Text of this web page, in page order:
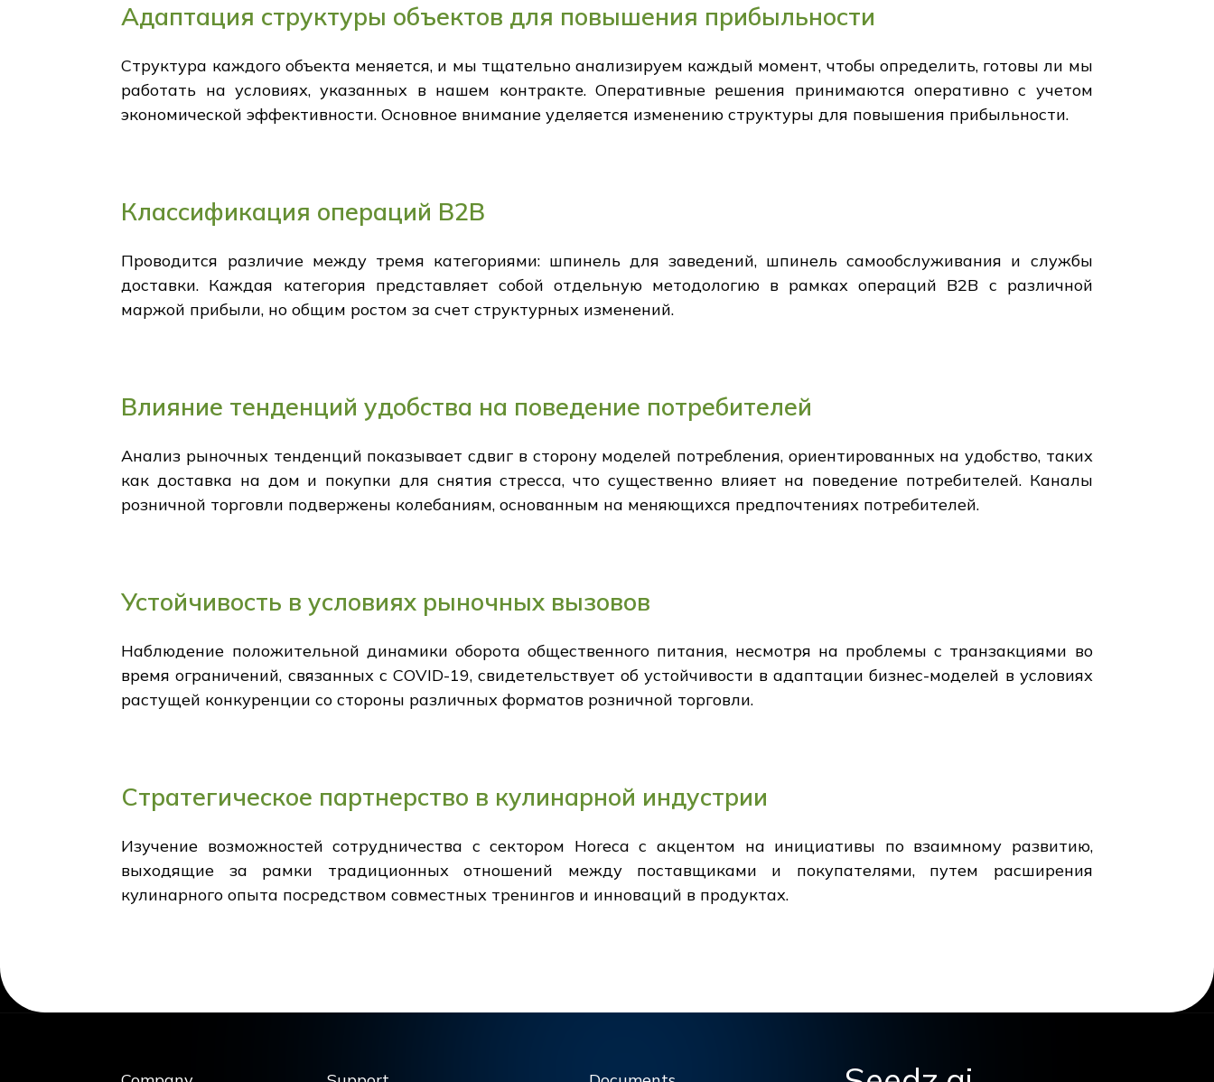
Адаптация структуры объектов для повышения прибыльности
Структура каждого объекта меняется, и мы тщательно анализируем каждый момент, чтобы определить, готовы ли мы
работать на условиях, указанных в нашем контракте. Оперативные решения принимаются оперативно с учетом
экономической эффективности. Основное внимание уделяется изменению структуры для повышения прибыльности.
Классификация операций В2В
Проводится различие между тремя категориями: шпинель для заведений, шпинель самообслуживания и службы
доставки. Каждая категория представляет собой отдельную методологию в рамках операций В2В с различной
маржой прибыли, но общим ростом за счет структурных изменений.
Влияние тенденций удобства на поведение потребителей
Анализ рыночных тенденций показывает сдвиг в сторону моделей потребления, ориентированных на удобство, таких
как доставка на дом и покупки для снятия стресса, что существенно влияет на поведение потребителей. Каналы
розничной торговли подвержены колебаниям, основанным на меняющихся предпочтениях потребителей.
Устойчивость в условиях рыночных вызовов
Наблюдение положительной динамики оборота общественного питания, несмотря на проблемы с транзакциями во
время ограничений, связанных с COVID-19, свидетельствует об устойчивости в адаптации бизнес-моделей в условиях
растущей конкуренции со стороны различных форматов розничной торговли.
Стратегическое партнерство в кулинарной индустрии
Изучение возможностей сотрудничества с сектором Horeca с акцентом на инициативы по взаимному развитию,
выходящие за рамки традиционных отношений между поставщиками и покупателями, путем расширения
кулинарного опыта посредством совместных тренингов и инноваций в продуктах.